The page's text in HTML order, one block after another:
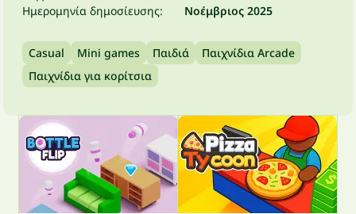
Ημερομηνία δημοσίευσης:
Νοέμβριος 2025
Casual Mini games Παιδιά
Παιχνίδια Arcade
Παιχνίδια για κορίτσια